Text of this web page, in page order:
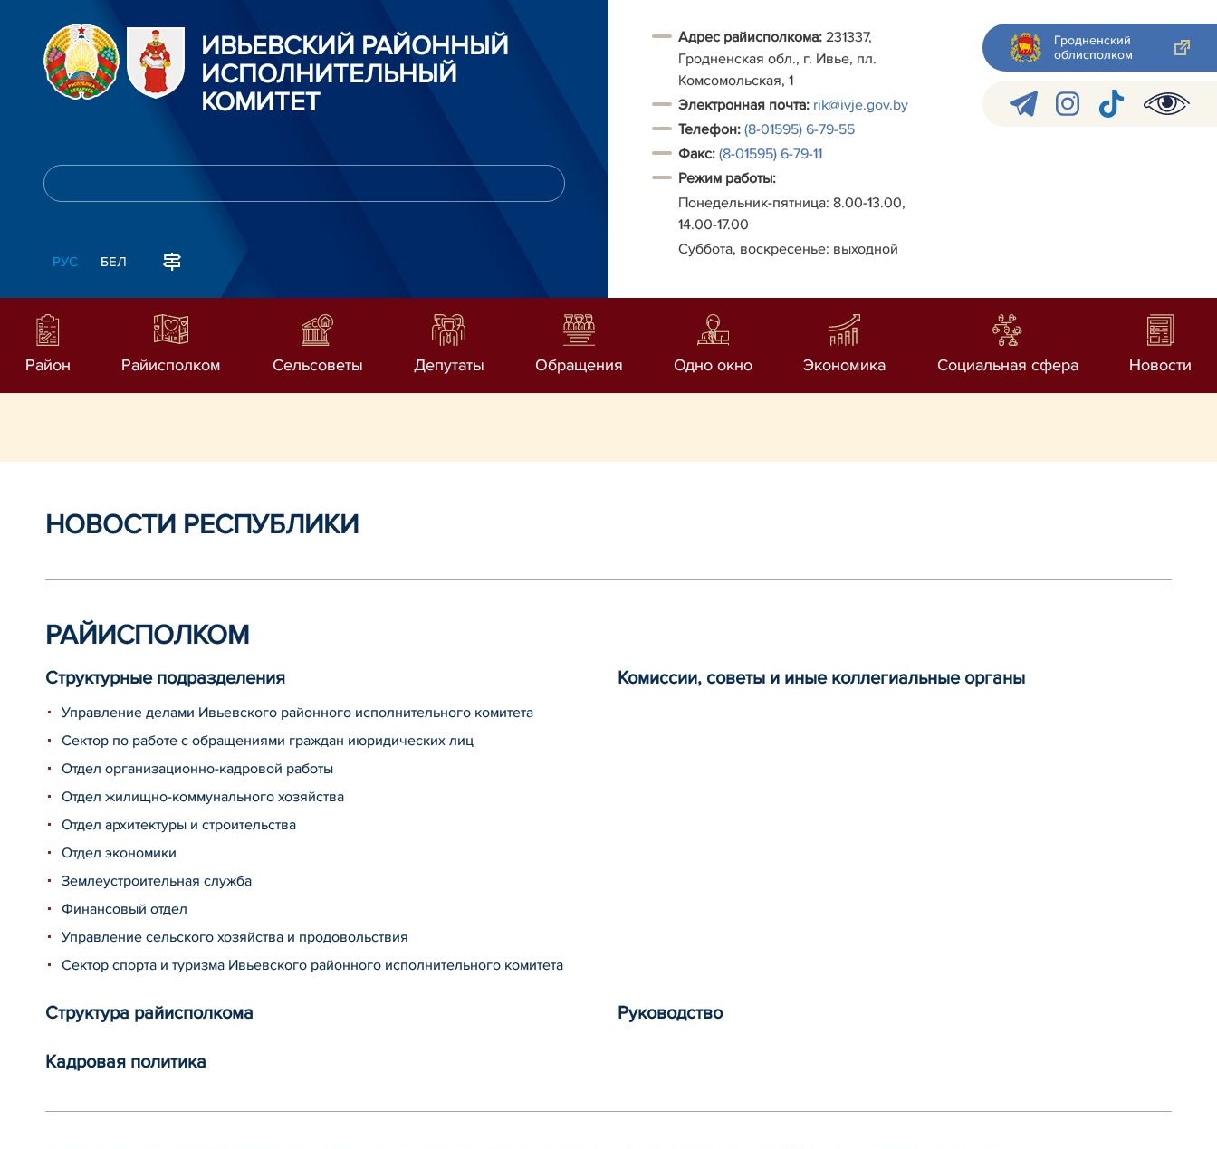
ИВЬЕВСКИЙ РАЙОННЫЙ
ИСПОЛНИТЕЛЬНЫЙ
КОМИТЕТ
РУС БЕЛ
Адрес райисполкома: 231337,
Гродненская обл., г. Ивье, пл.
Комсомольская, 1
Электронная почта: rik@ivje.gov.by
Телефон: (8-01595) 6-79-55
Факс: (8-01595) 6-79-11
Режим работы:
Понедельник-пятница: 8.00-13.00,
14.00-17.00
Суббота, воскресенье: выходной
Гродненский
облисполком
Район Райисполком Сельсоветы Депутаты Обращения Одно окно Экономика Социальная сфера Новости
НОВОСТИ РЕСПУБЛИКИ
РАЙИСПОЛКОМ
Структурные подразделения
Управление делами Ивьевского районного исполнительного комитета
Сектор по работе с обращениями граждан июридических лиц
Отдел организационно-кадровой работы
Отдел жилищно-коммунального хозяйства
Отдел архитектуры и строительства
Отдел экономики
Землеустроительная служба
Финансовый отдел
Управление сельского хозяйства и продовольствия
Сектор спорта и туризма Ивьевского районного исполнительного комитета
Комиссии, советы и иные коллегиальные органы
Структура райисполкома Руководство
Кадровая политика